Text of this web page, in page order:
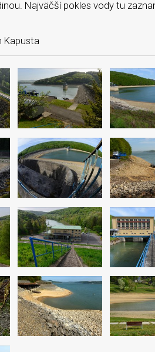
Najväčší pokles vody tu
Kapusta